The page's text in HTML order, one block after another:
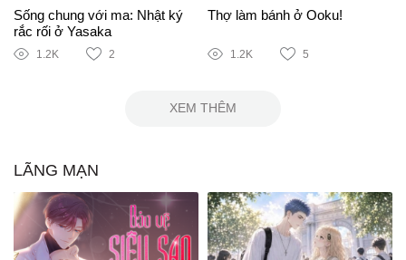
Sống chung với ma: Nhật ký
rắc rối ở Yasaka
1.2K 2
Thợ làm bánh ở Ooku!
1.2K 5
XEM THÊM
LÃNG MẠN